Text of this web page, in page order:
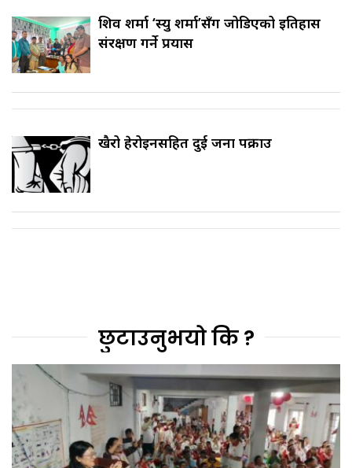
शिव शर्मा ‘स्यु शर्मा’सँग जोडिएको इतिहास
संरक्षण गर्ने प्रयास
खैरो हेरोइनसहित दुई जना पक्राउ
छुटाउनुभयो कि ?